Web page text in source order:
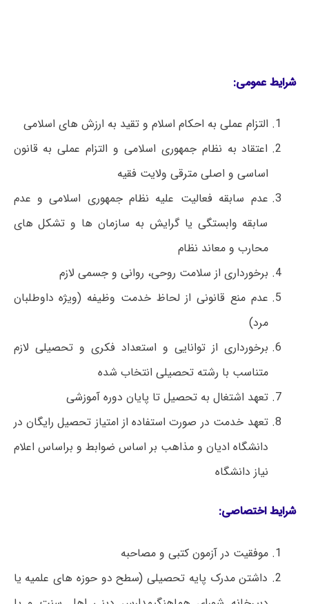
شرایط عمومی:
التزام عملی به احکام اسلام و تقید به ارزش های اسلامی
اعتقاد به نظام جمهوری اسلامی و التزام عملی به قانون
اساسی و اصلی مترقی ولایت فقیه
عدم سابقه فعالیت علیه نظام جمهوری اسلامی و عدم
سابقه وابستگی یا گرایش به سازمان ها و تشکل های
محارب و معاند نظام
برخورداری از سلامت روحی، روانی و جسمی لازم
عدم منع قانونی از لحاظ خدمت وظیفه (ویژه داوطلبان
مرد)
برخورداری از توانایی و استعداد فکری و تحصیلی لازم
متناسب با رشته تحصیلی انتخاب شده
تعهد اشتغال به تحصیل تا پایان دوره آموزشی
تعهد خدمت در صورت استفاده از امتیاز تحصیل رایگان در
دانشگاه ادیان و مذاهب بر اساس ضوابط و براساس اعلام
نیاز دانشگاه
شرایط اختصاصی:
موفقیت در آزمون کتبی و مصاحبه
داشتن مدرک پایه تحصیلی (سطح دو حوزه های علمیه یا